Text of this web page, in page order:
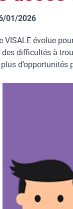
01/2026
VISALE évolue
des difficultés à
d’opportunités